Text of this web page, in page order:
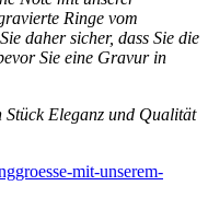
Ringe vom
daher sicher, dass Sie die
Sie eine Gravur in
Stück Eleganz und Qualität
mit-unserem-